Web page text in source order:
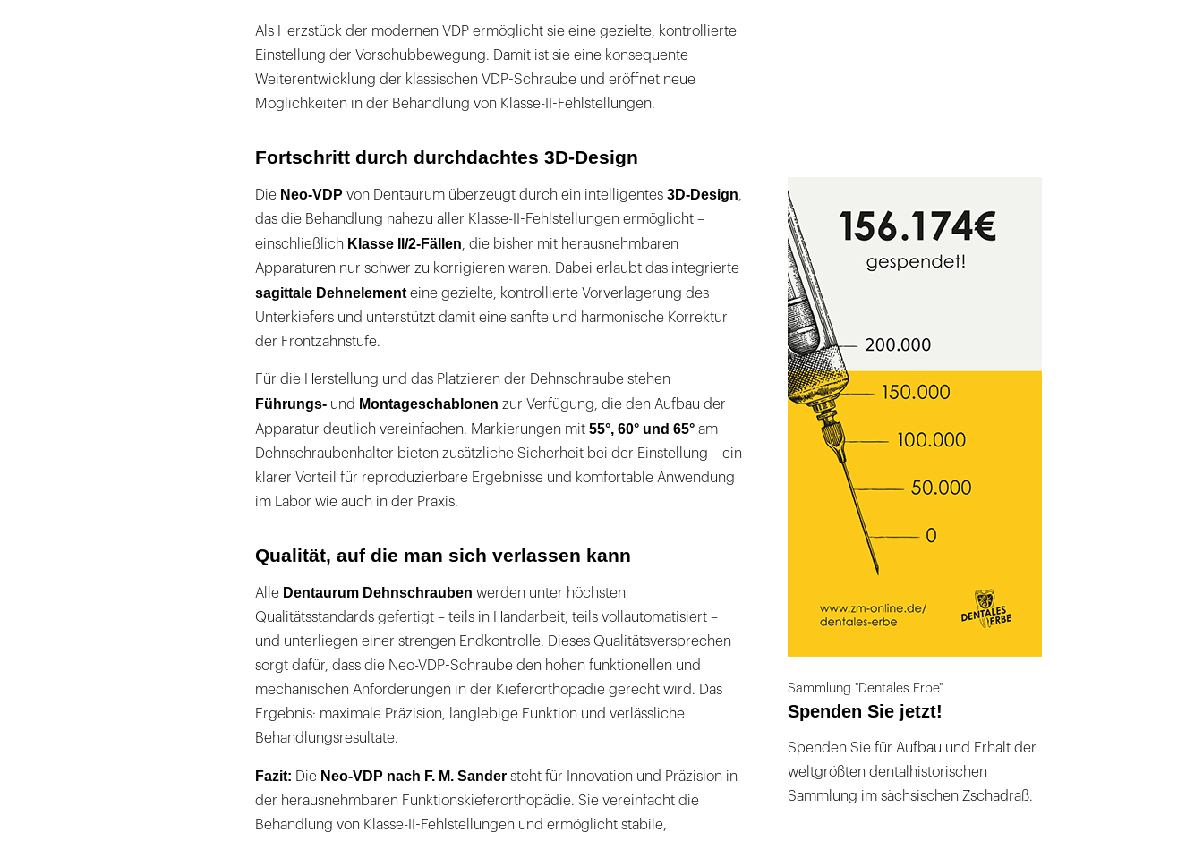
Als Herzstück der modernen VDP ermöglicht sie eine gezielte, kontrollierte
Einstellung der Vorschubbewegung. Damit ist sie eine konsequente
Weiterentwicklung der klassischen VDP-Schraube und eröffnet neue
Möglichkeiten in der Behandlung von Klasse-II-Fehlstellungen.
Fortschritt durch durchdachtes 3D-Design
Die Neo-VDP von Dentaurum überzeugt durch ein intelligentes 3D-Design,
das die Behandlung nahezu aller Klasse-II-Fehlstellungen ermöglicht –
einschließlich Klasse II/2-Fällen, die bisher mit herausnehmbaren
Apparaturen nur schwer zu korrigieren waren. Dabei erlaubt das integrierte
sagittale Dehnelementeine gezielte, kontrollierte Vorverlagerung des
Unterkiefers und unterstützt damit eine sanfte und harmonische Korrektur
der Frontzahnstufe.
Für die Herstellung und das Platzieren der Dehnschraube stehen
Führungs-und Montageschablonen zur Verfügung, die den Aufbau der
Apparatur deutlich vereinfachen. Markierungen mit 55°, 60° und 65°am
Dehnschraubenhalter bieten zusätzliche Sicherheit bei der Einstellung – ein
klarer Vorteil für reproduzierbare Ergebnisse und komfortable Anwendung
im Labor wie auch in der Praxis.
Qualität, auf die man sich verlassen kann
Alle Dentaurum Dehnschrauben werden unter höchsten
Qualitätsstandards gefertigt – teils in Handarbeit, teils vollautomatisiert –
und unterliegen einer strengen Endkontrolle. Dieses Qualitätsversprechen
sorgt dafür, dass die Neo-VDP-Schraube den hohen funktionellen und
mechanischen Anforderungen in der Kieferorthopädie gerecht wird. Das
Ergebnis: maximale Präzision, langlebige Funktion und verlässliche
Behandlungsresultate.
Fazit: Die Neo-VDP nach F. M. Sandersteht für Innovation und Präzision in
der herausnehmbaren Funktionskieferorthopädie. Sie vereinfacht die
Behandlung von Klasse-II-Fehlstellungen und ermöglicht stabile,
Sammlung "Dentales Erbe"
Spenden Sie jetzt!
Spenden Sie für Aufbau und Erhalt der
weltgrößten dentalhistorischen
Sammlung im sächsischen Zschadraß.